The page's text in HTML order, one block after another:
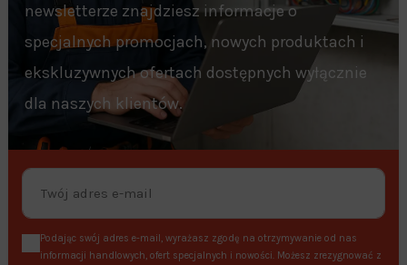
newsletterze znajdziesz informacje o
specjalnych promocjach, nowych produktach i
ekskluzywnych ofertach dostępnych wyłącznie
dla naszych klientów.
Podając swój adres e-mail, wyrażasz zgodę na otrzymywanie od nas
informacji handlowych, ofert specjalnych i nowości. Możesz zrezygnować z